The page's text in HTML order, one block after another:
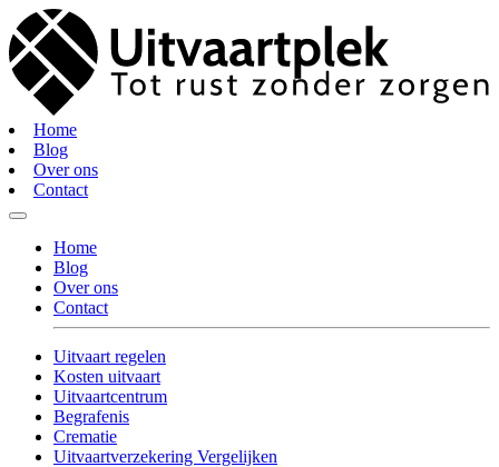
Home
Blog
Over ons
Contact
Home
Blog
Over ons
Contact
Uitvaart regelen
Kosten uitvaart
Uitvaartcentrum
Begrafenis
Crematie
Uitvaartverzekering Vergelijken